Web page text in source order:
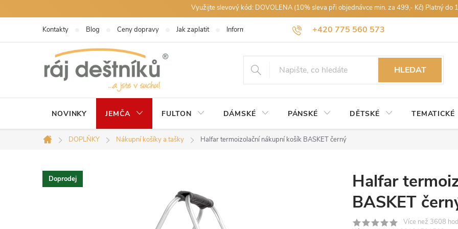
na
Využijte slevový kód: DOVOLENA (10% sleva při objednávce min. za 499,- Kč) Platný do
+420 775 560 573
petra@rajdestniku.cz
Kontakty Blog Ceny dopravy Jak zaplatit Informace k nákupu Obchodní podmínky Podmínky ochrany
HLEDAT
NOVINKY JEMČA FULTON DÁMSKÉ PÁNSKÉ DĚTSKÉ TEMATICKÉ
Domů
DOPLŇKY Nákupní košíky a tašky Halfar termoizolační nákupní košík BASKET černý
Doprodej
Halfar
BASKET